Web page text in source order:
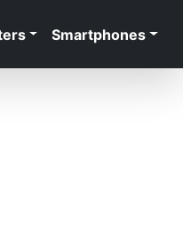
Smartphones